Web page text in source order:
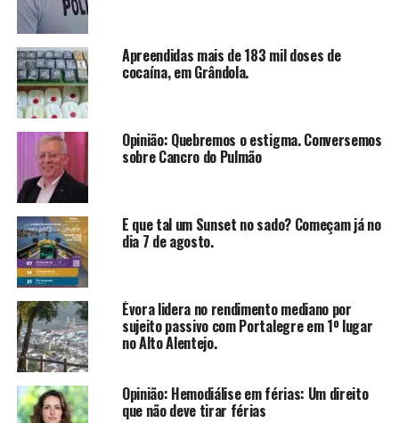
Apreendidas mais de 183 mil doses de
cocaína, em Grândola.
Opinião: Quebremos o estigma. Conversemos
sobre Cancro do Pulmão
E que tal um Sunset no sado? Começam já no
dia 7 de agosto.
Évora lidera no rendimento mediano por
sujeito passivo com Portalegre em 1º lugar
no Alto Alentejo.
Opinião: Hemodiálise em férias: Um direito
que não deve tirar férias